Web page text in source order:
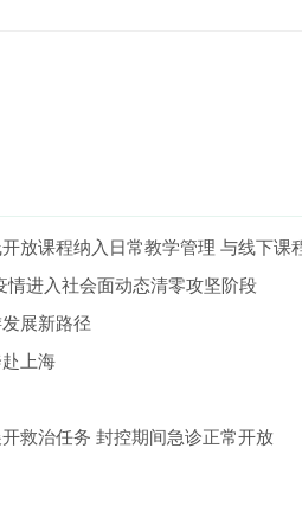
放课程纳入日常教学管理 与线下课
情进入社会面动态清零攻坚阶段
展新路径
上海
开救治任务 封控期间急诊正常开放